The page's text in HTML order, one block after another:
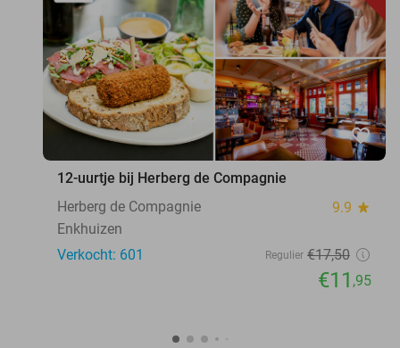
favorite_border
12-uurtje bij Herberg de Compagnie
Herberg de Compagnie
9.9 star
Enkhuizen
Verkocht: 601
Regulier €17,50
€11 ,95